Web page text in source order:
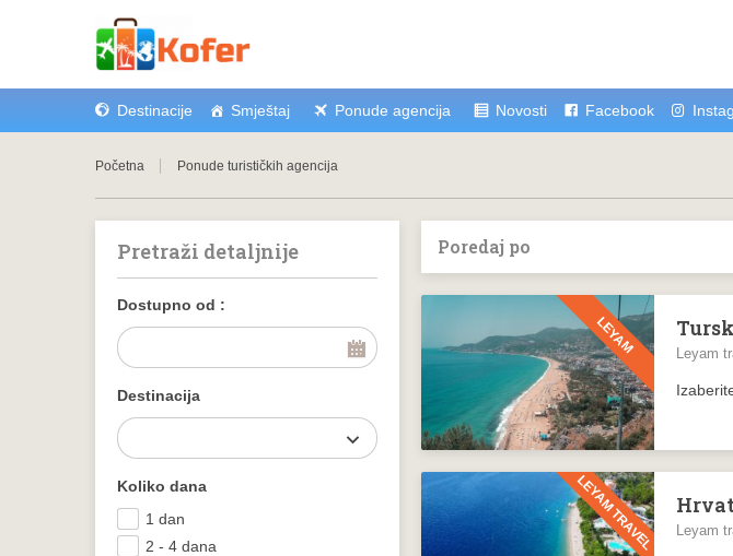
Destinacije Smještaj Ponude agencija Novosti Facebook
Početna Ponude turističkih agencija
Pretraži detaljnije
Destinacija
Koliko dana
1 dan
2 - 4 dana
Dostupno od :
Poredaj po
LEYAM Leyam
LEYAM TRAVEL Leyam